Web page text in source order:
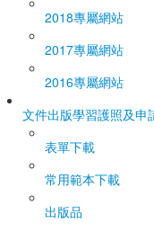
2018專屬網站
2017專屬網站
2016專屬網站
文件出版學習護照及申
表單下載
常用範本下載
出版品